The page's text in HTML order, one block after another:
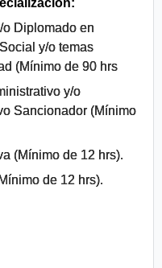
Diplomado en
y/o temas
(Mínimo de 90 hrs
y/o
Sancionador (Mínimo
(Mínimo de 12 hrs).
de 12 hrs).